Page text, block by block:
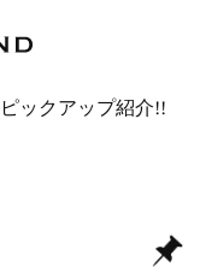
ックアップ紹介!!